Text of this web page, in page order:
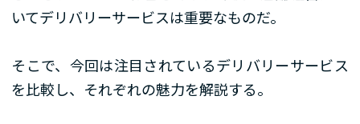
いてデリバリーサービスは重要なものだ。
そこで、今回は注目されているデリバリーサービス
を比較し、それぞれの魅力を解説する。